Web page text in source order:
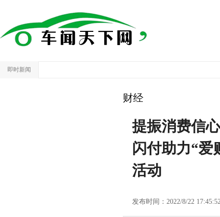
即时新闻
财经
提振消费信
闪付助力“爱
活动
发布时间：2022/8/22